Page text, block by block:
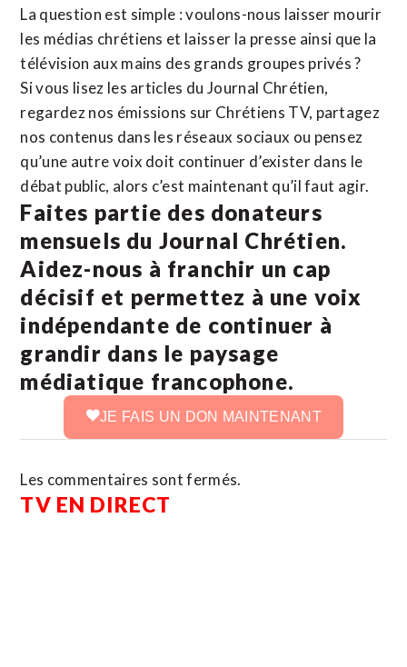
La question est simple : voulons-nous laisser mourir
les médias chrétiens et laisser la presse ainsi que la
télévision aux mains des grands groupes privés ?
Si vous lisez les articles du Journal Chrétien,
regardez nos émissions sur Chrétiens TV, partagez
nos contenus dans les réseaux sociaux ou pensez
qu’une autre voix doit continuer d’exister dans le
débat public, alors c’est maintenant qu’il faut agir.
Faites partie des donateurs
mensuels du Journal Chrétien.
Aidez-nous à franchir un cap
décisif et permettez à une voix
indépendante de continuer à
grandir dans le paysage
médiatique francophone.
JE FAIS UN DON MAINTENANT
Les commentaires sont fermés.
TV EN DIRECT